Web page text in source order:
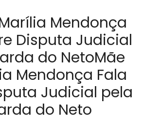
Mendonça
Disputa Judicial
do NetoMãe
Mendonça Fala
Judicial pela
do Neto